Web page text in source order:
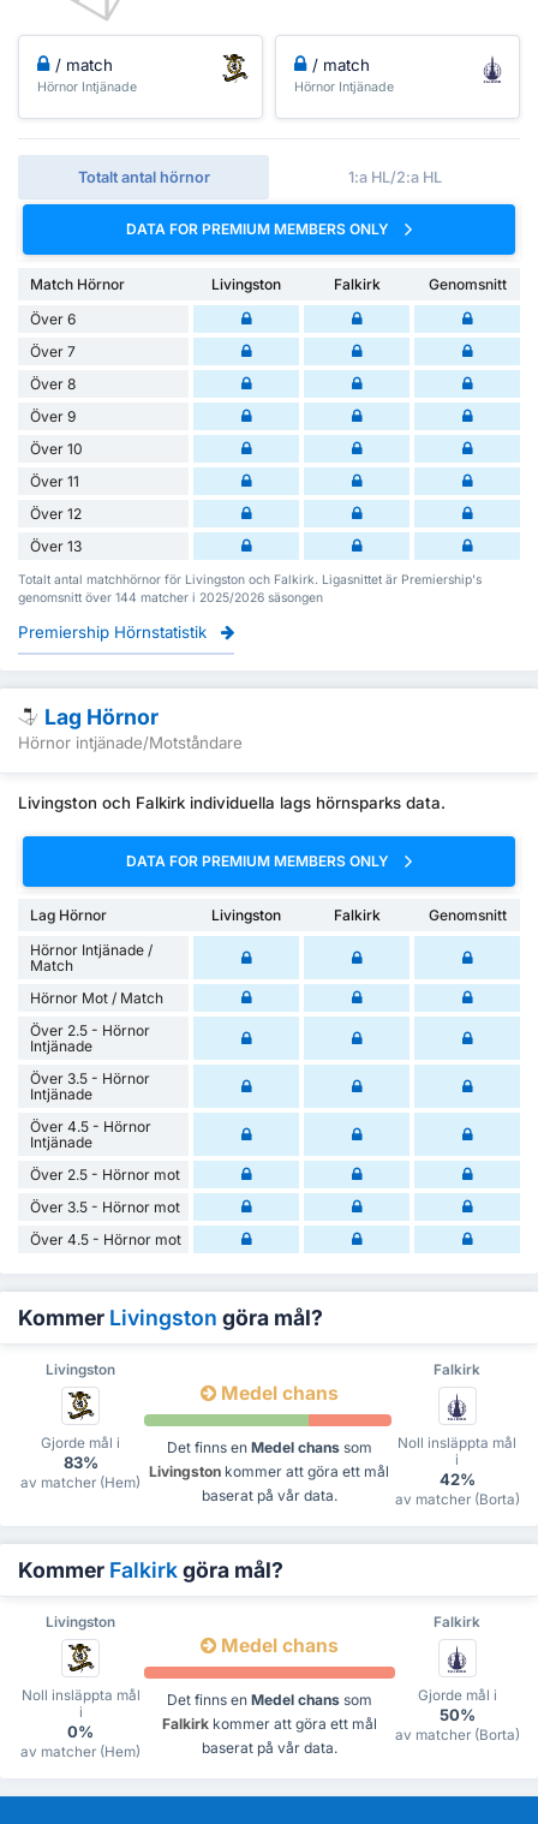
/ match
Hörnor Intjänade
/ match
Hörnor Intjänade
Totalt antal hörnor 1:a HL/2:a HL
DATA FOR PREMIUM MEMBERS ONLY
Match Hörnor Livingston Falkirk
Genomsnitt
Över 6
Över 7
Över 8
Över 9
Över 10
Över 11
Över 12
Över 13
Totalt antal matchhörnor för Livingston och Falkirk. Ligasnittet är Premiership's
genomsnitt över 144 matcher i 2025/2026 säsongen
Premiership Hörnstatistik
Lag Hörnor
Hörnor intjänade/Motståndare
Livingston och Falkirk individuella lags hörnsparks data.
DATA FOR PREMIUM MEMBERS ONLY
Lag Hörnor Livingston Falkirk
Genomsnitt
Hörnor Intjänade /
Match
Hörnor Mot / Match
Över 2.5 - Hörnor
Intjänade
Över 3.5 - Hörnor
Intjänade
Över 4.5 - Hörnor
Intjänade
Över 2.5 - Hörnor mot
Över 3.5 - Hörnor mot
Över 4.5 - Hörnor mot
Kommer Livingston göra mål?
Livingston Falkirk
Gjorde mål i
83%
av matcher (Hem)
Medel chans
Det finns en Medel chanssom
Livingston kommer att göra ett mål
baserat på vår data.
Noll insläppta mål
i
42%
av matcher (Borta)
Kommer Falkirkgöra mål?
Livingston Falkirk
Noll insläppta mål
i
0%
av matcher (Hem)
Medel chans
Det finns en Medel chanssom
Falkirkkommer att göra ett mål
baserat på vår data.
Gjorde mål i
50%
av matcher (Borta)